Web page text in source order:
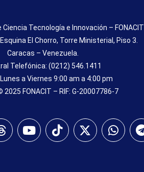
Ciencia Tecnología e Innovación – FONACIT
El Chorro, Torre Ministerial, Piso 3.
Caracas – Venezuela.
Telefónica: (0212) 546.1411
a Viernes 9:00 am a 4:00 pm
FONACIT – RIF: G-20007786-7